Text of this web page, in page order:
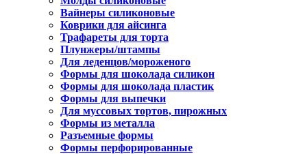
Вайнеры силиконовые
Коврики для айсинга
Трафареты для торта
Плунжеры/штампы
Для леденцов/мороженого
Формы для шоколада силикон
Формы для шоколада пластик
Формы для выпечки
Для муссовых тортов, пирожных
Формы из металла
Разъемные формы
Формы перфорированные